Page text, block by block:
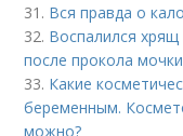
31. Вся правда о
32. Воспалился хрящ
после прокола
33. Какие
беременным.
можно?